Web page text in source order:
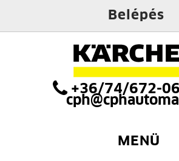
Belépés
+36/74/672-
MENÜ